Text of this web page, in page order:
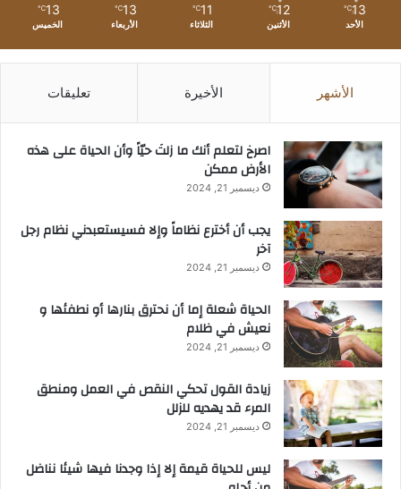
13
℃
الأحد
12
℃
الأثنين
11
℃
الثلاثاء
13
℃
الأربعاء
13
℃
الخميس
الأشهر الأخيرة تعليقات
‫اصرخ لتعلم أنك ما زلتَ حيّاً وأن الحياة على هذه
الأرض ممكن
ديسمبر 21, 2024
يجب أن أخترع نظاماً وإلا فسيستعبدني نظام رجل
آخر
ديسمبر 21, 2024
الحياة شعلة إما أن نحترق بنارها أو نطفئها و
نعيش في ظلام
ديسمبر 21, 2024
زيادة القول تحكي النقص في العمل ومنطق
المرء قد يهديه للزلل
ديسمبر 21, 2024
ليس للحياة قيمة إلا إذا وجدنا فيها شيئا نناضل